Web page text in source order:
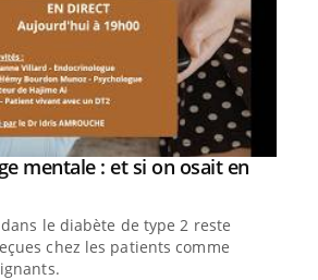
mentale : et si on osait en
le diabète de type 2 reste
chez les patients comme